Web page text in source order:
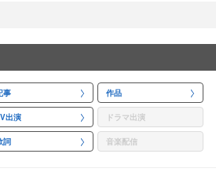
事 作品
出演 ドラマ出演
詞 音楽配信